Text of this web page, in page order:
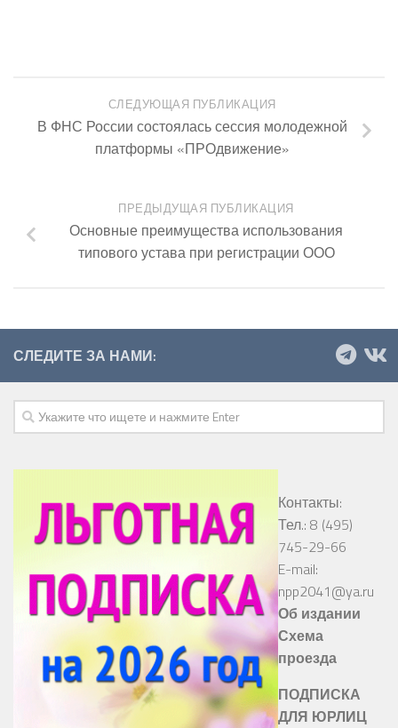
СЛЕДУЮЩАЯ ПУБЛИКАЦИЯ
В ФНС России состоялась сессия молодежной
платформы «ПРОдвижение»
ПРЕДЫДУЩАЯ ПУБЛИКАЦИЯ
Основные преимущества использования
типового устава при регистрации ООО
СЛЕДИТЕ ЗА НАМИ:
Контакты:
Тел.: 8 (495)
745-29-66
E-mail:
npp2041@ya.ru
Об издании
Схема
проезда
ПОДПИСКА
ДЛЯ ЮРЛИЦ